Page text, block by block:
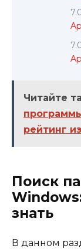
Читайте
рейтинг
Поиск
знать
В данном